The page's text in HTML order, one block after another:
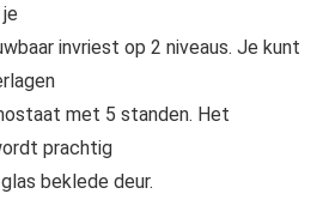
invriest op 2 niveaus. Je kunt
met 5 standen. Het
prachtig
beklede deur.